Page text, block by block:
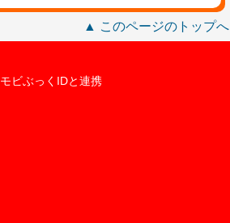
▲ このページのトップへ
モビぶっくIDと連携